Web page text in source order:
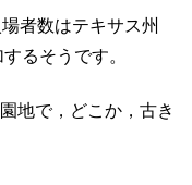
者数はテキサス州
るそうです。
地で，どこか，古き